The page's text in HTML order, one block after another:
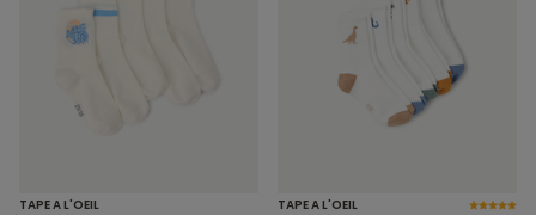
TAPE A L'OEIL TAPE A L'OEIL